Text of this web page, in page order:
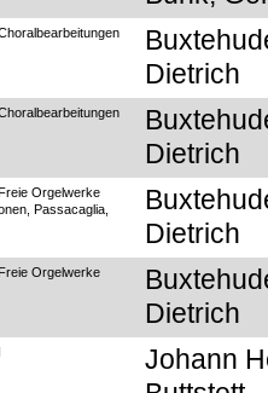
Dietrich
Dietrich
Orgelwerke
Passacaglia,
Dietrich
Orgelwerke
Dietrich
Johann